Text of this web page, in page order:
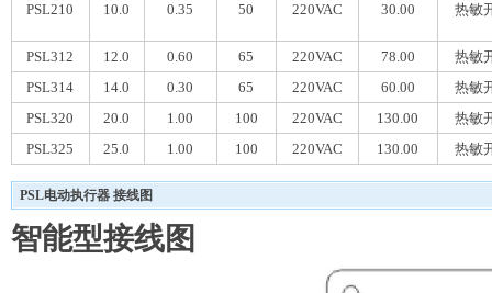
PSL210 10.0 0.35 50 220VAC 30.00 热敏
PSL312 12.0 0.60 65 220VAC 78.00
热敏
PSL314
14.0 0.30 65 220VAC 60.00
热敏
PSL320
20.0 1.00 100 220VAC 130.00
热敏
PSL325
25.0 1.00 100 220VAC 130.00 热敏
PSL电动执行器 接线图
智能型接线图